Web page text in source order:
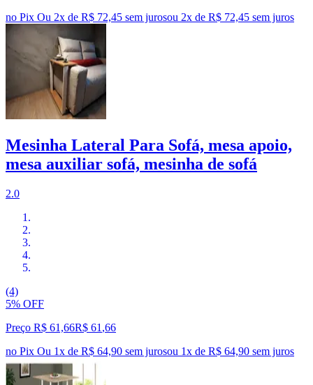
no Pix Ou 2x de R$ 72,45 sem jurosou 2x de R$ 72,45 sem juros
Mesinha Lateral Para Sofá, mesa apoio,
mesa auxiliar sofá, mesinha de sofá
2.0
(4)
5% OFF
Preço R$ 61,66R$ 61 ,66
no Pix Ou 1x de R$ 64,90 sem jurosou 1x de R$ 64,90 sem juros